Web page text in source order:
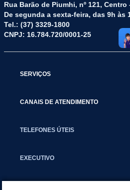
Rua Barão de Piumhi, nº 121, Centro
De segunda a sexta-feira, das 9h às
Tel.: (37) 3329-1800
CNPJ: 16.784.720/0001-25
SERVIÇOS
CANAIS DE ATENDIMENTO
TELEFONES ÚTEIS
EXECUTIVO